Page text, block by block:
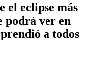
el eclipse más
podrá ver en
a todos